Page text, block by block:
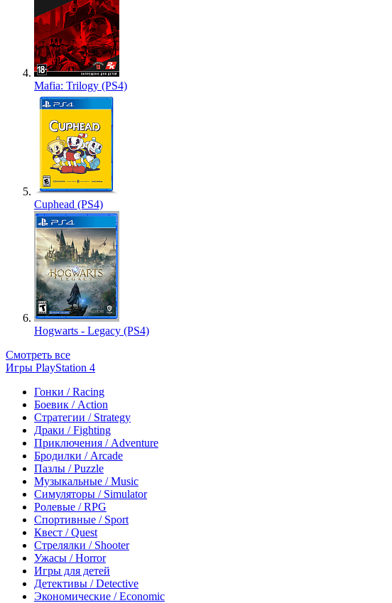
Mafia: Trilogy (PS4)
Cuphead (PS4)
Hogwarts - Legacy (PS4)
Смотреть все
Игры PlayStation 4
Гонки / Racing
Боевик / Action
Стратегии / Strategy
Драки / Fighting
Приключения / Adventure
Бродилки / Arcade
Пазлы / Puzzle
Музыкальные / Music
Симуляторы / Simulator
Ролевые / RPG
Спортивные / Sport
Квест / Quest
Стрелялки / Shooter
Ужасы / Horror
Игры для детей
Детективы / Detective
Экономические / Economic